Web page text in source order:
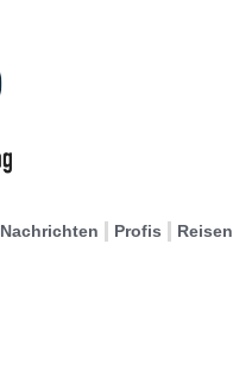
Nachrichten Profis Reisen